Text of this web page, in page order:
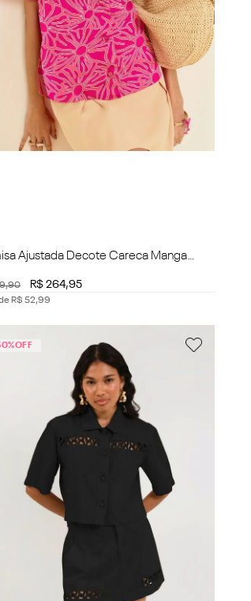
Ajustada Decote Careca Manga
,90 R$ 264,95
R$ 52,99
OFF